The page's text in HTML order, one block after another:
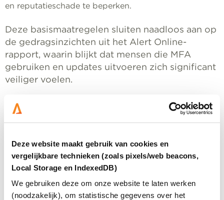
Deze website maakt gebruik van cookies en
vergelijkbare technieken (zoals pixels/web beacons,
Local Storage en IndexedDB)
We gebruiken deze om onze website te laten werken
(noodzakelijk), om statistische gegevens over het
en reputatieschade te beperken.
Deze basismaatregelen sluiten naadloos aan op
de gedragsinzichten uit het Alert Online-
rapport, waarin blijkt dat mensen die MFA
gebruiken en updates uitvoeren zich significant
veiliger voelen.
Cyberveiligheid: een gezamenlijke
verantwoordelijkheid
grote bedrijven of multinationals die dagelijks in het
nieuws komen. Juist kleine en middelgrote
ondernemingen (mkb’ers) vormen een aantrekkelijk
doelwit voor cybercriminelen. Ze beschikken vaak
over waardevolle klant- en bedrijfsdata, maar missen